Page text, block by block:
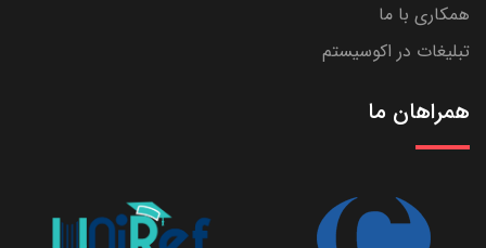
همکاری با ما
تبلیغات در اکوسیستم
همراهان ما